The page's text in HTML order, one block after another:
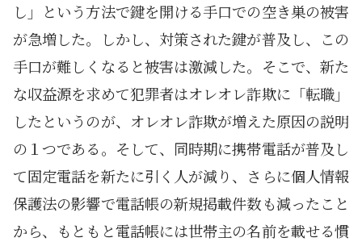
し」という方法で鍵を開ける手口での空き巣の被害
が急増した。しかし、対策された鍵が普及し、この
手口が難しくなると被害は激減した。そこで、新た
な収益源を求めて犯罪者はオレオレ詐欺に「転職」
したというのが、オレオレ詐欺が増えた原因の説明
の１つである。そして、同時期に携帯電話が普及し
て固定電話を新たに引く人が減り、さらに個人情報
保護法の影響で電話帳の新規掲載件数も減ったこと
から、もともと電話帳には世帯主の名前を載せる慣